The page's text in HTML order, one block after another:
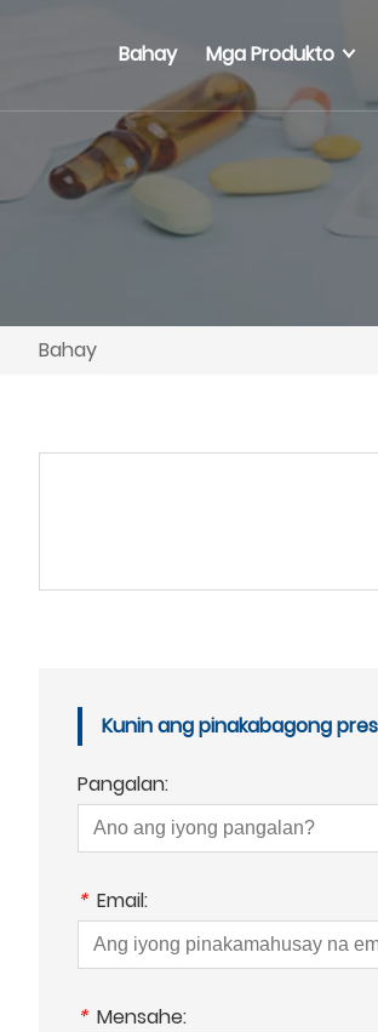
Bahay Mga Produkto
Bahay
Kunin ang pinakabagong
Pangalan:
* Email:
* Mensahe: